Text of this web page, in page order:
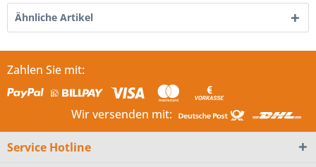
Ähnliche Artikel
Zahlen Sie mit:
Wir versenden mit:
Service Hotline